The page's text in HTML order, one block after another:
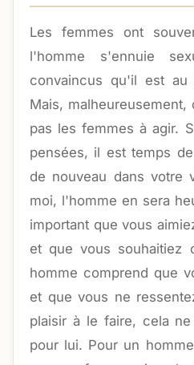
Les femmes ont
l'homme s'ennuie
convaincus qu'il est
Mais,
pas les femmes à agir.
pensées, il est temps
de nouveau dans votre
moi, l'homme en sera
important que vous
et que vous souhaitiez
homme comprend que
et que vous ne
plaisir à le faire, cela
pour lui. Pour un